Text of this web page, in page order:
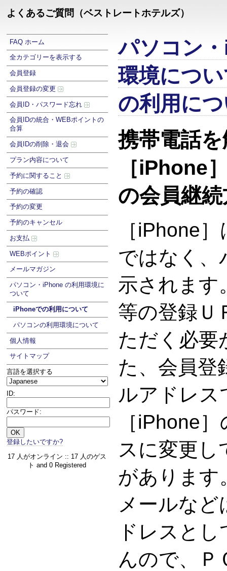
よくあるご質問（ベストレートホテルズ）
FAQ ホーム
全カテゴリーを表示する
会員登録
会員登録の変更
会員ID・パスワード忘れ
会員IDの統合・WEBポイントの
合算
会員IDの削除・退会
プラン内容について
予約に関すること
予約の確認
予約の変更
予約のキャンセル
お支払
WEBポイント
メールマガジン
パソコン・iPhone の利用環境に
ついて
iPhoneでの利用について
パソコンの利用環境について
個人情報
サイトマップ
言語を選択する
ID:
パスワード:
登録したいですか?
17 人がオンライン :: 17 人のゲス
ト and 0 Registered
パソコン
環境につ
の利用に
携帯電話
［iPhone
の会員継
［iPhone
ではなく、
示されます
等の登録Ｕ
ただく必要
た、会員登
ルアドレス
［iPhone
スに変更し
があります
メールなど
ドレスと
んので、Ｐ